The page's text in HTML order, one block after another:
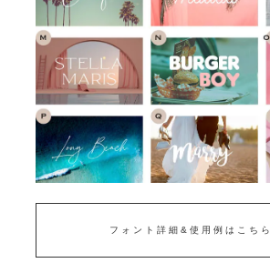
フォント詳細&使用例はこちら